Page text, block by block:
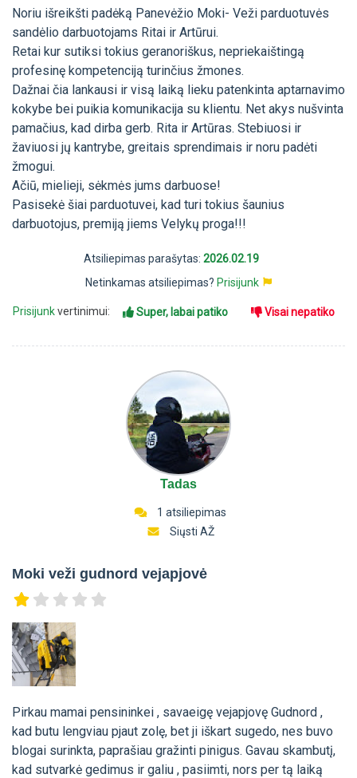
Noriu išreikšti padėką Panevėžio Moki- Veži parduotuvės
sandėlio darbuotojams Ritai ir Artūrui.
Retai kur sutiksi tokius geranoriškus, nepriekaištingą
profesinę kompetenciją turinčius žmones.
Dažnai čia lankausi ir visą laiką lieku patenkinta aptarnavimo
kokybe bei puikia komunikacija su klientu. Net akys nušvinta
pamačius, kad dirba gerb. Rita ir Artūras. Stebiuosi ir
žaviuosi jų kantrybe, greitais sprendimais ir noru padėti
žmogui.
Ačiū, mielieji, sėkmės jums darbuose!
Pasisekė šiai parduotuvei, kad turi tokius šaunius
darbuotojus, premiją jiems Velykų proga!!!
Atsiliepimas parašytas: 2026.02.19
Netinkamas atsiliepimas? Prisijunk
Prisijunkvertinimui: Super, labai patiko Visai nepatiko
Tadas
1 atsiliepimas
Siųsti AŽ
Moki veži gudnord vejapjovė
Pirkau mamai pensininkei , savaeigę vejapjovę Gudnord ,
kad butu lengviau pjaut zolę, bet ji iškart sugedo, nes buvo
blogai surinkta, paprašiau gražinti pinigus. Gavau skambutį,
kad sutvarkė gedimus ir galiu , pasiimti, nors per tą laiką